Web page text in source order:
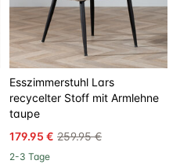
Esszimmerstuhl Lars
recycelter Stoff mit Armlehne
taupe
179.95 € 259.95 €
2-3 Tage